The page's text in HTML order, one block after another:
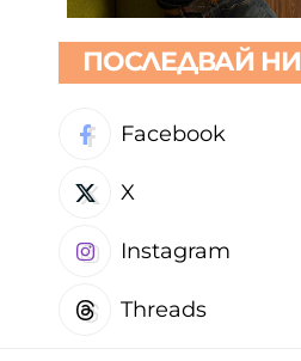
ПОСЛЕДВАЙ НИ
Facebook
X
Instagram
Threads